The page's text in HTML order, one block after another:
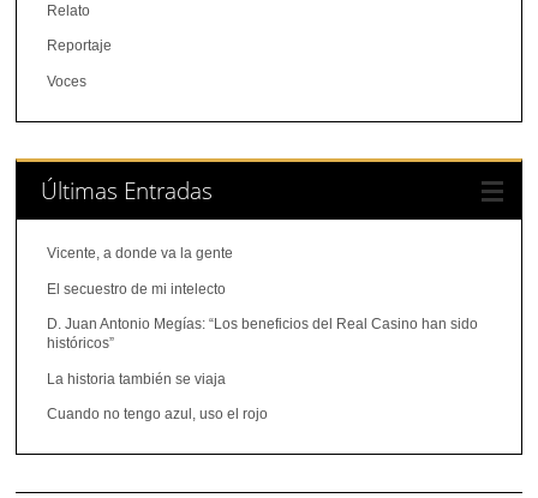
Relato
Reportaje
Voces
Últimas Entradas
Vicente, a donde va la gente
El secuestro de mi intelecto
D. Juan Antonio Megías: “Los beneficios del Real Casino han sido
históricos”
La historia también se viaja
Cuando no tengo azul, uso el rojo